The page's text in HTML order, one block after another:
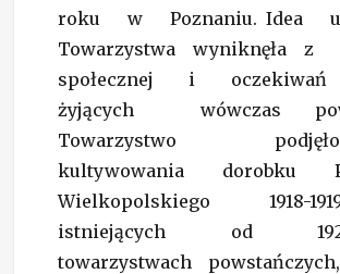
roku w Poznaniu. Idea
Towarzystwa wyniknęła z
społecznej i oczekiwań
żyjących wówczas
Towarzystwo
kultywowania dorobku
Wielkopolskiego 1918-
istniejących od
towarzystwach